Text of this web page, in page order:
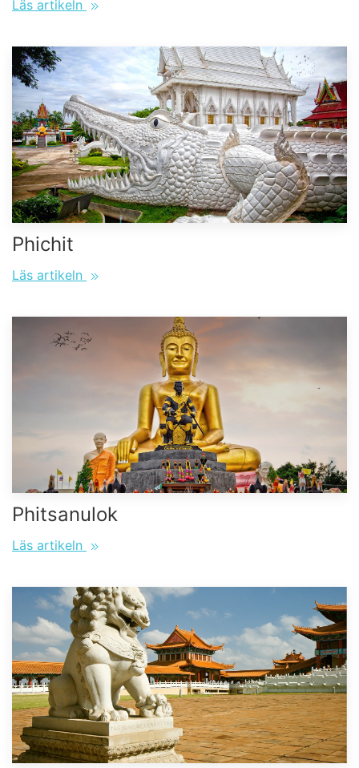
Läs artikeln
Phichit
Läs artikeln
Phitsanulok
Läs artikeln